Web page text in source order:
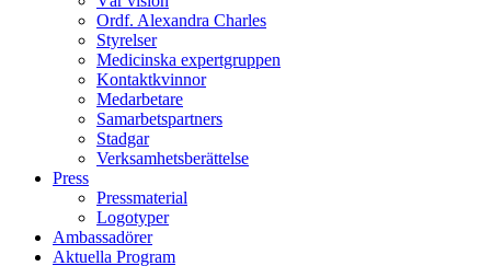
Ordf. Alexandra Charles
Styrelser
Medicinska expertgruppen
Kontaktkvinnor
Medarbetare
Samarbetspartners
Stadgar
Verksamhetsberättelse
Press
Pressmaterial
Logotyper
Ambassadörer
Aktuella Program